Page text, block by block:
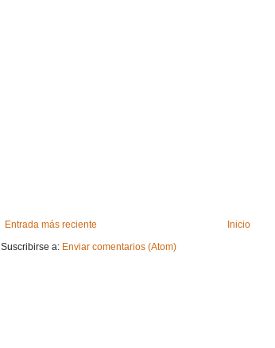
Entrada más reciente
Inicio
Suscribirse a: Enviar comentarios (Atom)